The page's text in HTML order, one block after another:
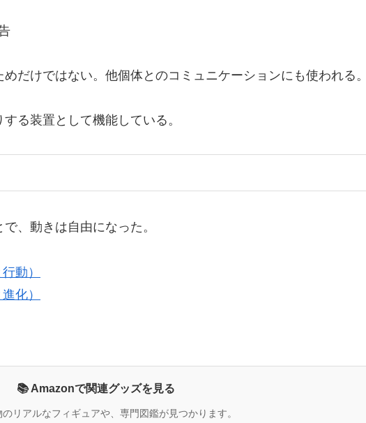
だけではない。他個体とのコミュニケーションにも使われる。
る装置として機能している。
、動きは自由になった。
動）
化）
📚 Amazonで関連グッズを見る
のリアルなフィギュアや、専門図鑑が見つかります。